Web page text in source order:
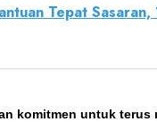
Tepat
komitmen untuk